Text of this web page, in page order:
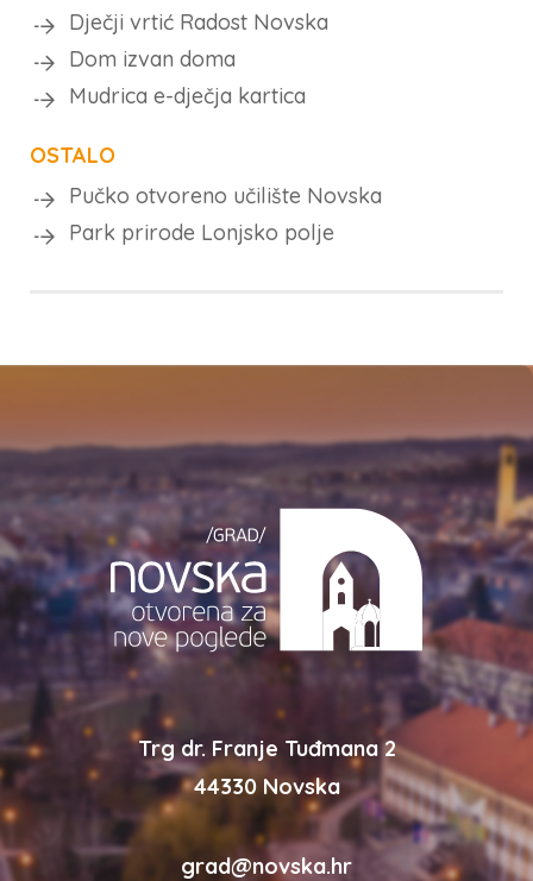
Dječji vrtić Radost Novska
Dom izvan doma
Mudrica e-dječja kartica
OSTALO
Pučko otvoreno učilište Novska
Park prirode Lonjsko polje
Trg dr. Franje Tuđmana 2
44330 Novska
grad@novska.hr